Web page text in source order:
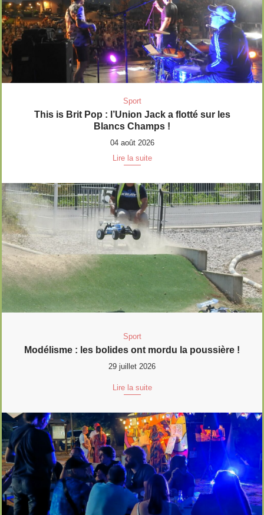
Sport
This is Brit Pop : l’Union Jack a flotté sur les
Blancs Champs !
04 août 2026
Lire la suite
Sport
Modélisme : les bolides ont mordu la poussière !
29 juillet 2026
Lire la suite